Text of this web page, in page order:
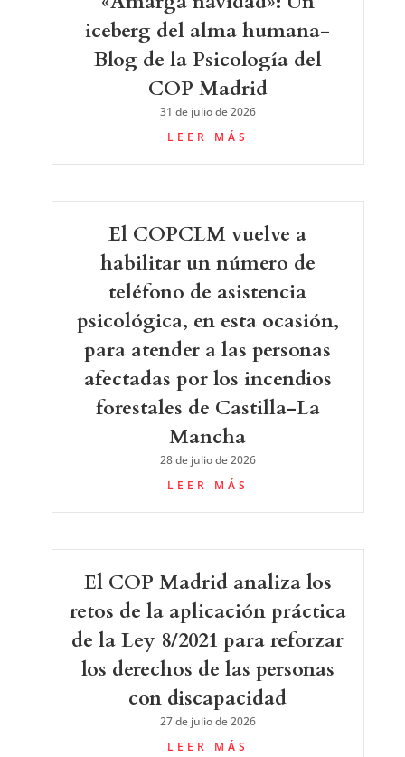
iceberg del alma humana-
Blog de la Psicología del
COP Madrid
31 de julio de 2026
LEER MÁS
El COPCLM vuelve a
habilitar un número de
teléfono de asistencia
psicológica, en esta ocasión,
para atender a las personas
afectadas por los incendios
forestales de Castilla-La
Mancha
28 de julio de 2026
LEER MÁS
El COP Madrid analiza los
retos de la aplicación práctica
de la Ley 8/2021 para reforzar
los derechos de las personas
con discapacidad
27 de julio de 2026
LEER MÁS